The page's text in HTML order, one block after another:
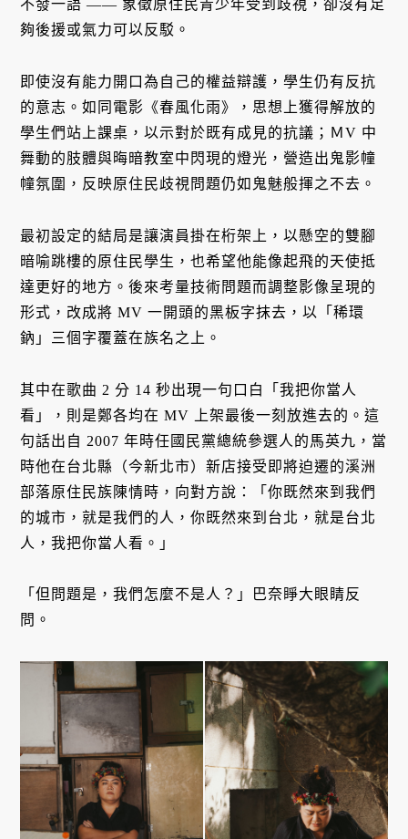
不發一語 —— 象徵原住民青少年受到歧視，卻沒有足
夠後援或氣力可以反駁。
即使沒有能力開口為自己的權益辯護，學生仍有反抗
的意志。如同電影《春風化雨》，思想上獲得解放的
學生們站上課桌，以示對於既有成見的抗議；ＭV 中
舞動的肢體與晦暗教室中閃現的燈光，營造出鬼影幢
幢氛圍，反映原住民歧視問題仍如鬼魅般揮之不去。
最初設定的結局是讓演員掛在桁架上，以懸空的雙腳
暗喻跳樓的原住民學生，也希望他能像起飛的天使抵
達更好的地方。後來考量技術問題而調整影像呈現的
形式，改成將 MV 一開頭的黑板字抹去，以「稀環
鈉」三個字覆蓋在族名之上。
其中在歌曲 2 分 14 秒出現一句口白「我把你當人
看」，則是鄭各均在 MV 上架最後一刻放進去的。這
句話出自 2007 年時任國民黨總統參選人的馬英九，當
時他在台北縣（今新北市）新店接受即將迫遷的溪洲
部落原住民族陳情時，向對方說：「你既然來到我們
的城市，就是我們的人，你既然來到台北，就是台北
人，我把你當人看。」
「但問題是，我們怎麼不是人？」巴奈睜大眼睛反
問。